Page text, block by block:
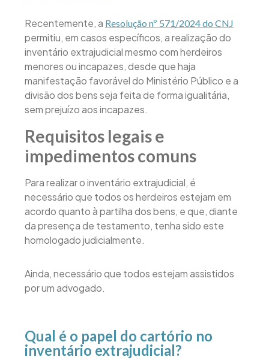
Recentemente, a Resolução nº 571/2024 do CNJ
permitiu, em casos específicos, a realização do
inventário extrajudicial mesmo com herdeiros
menores ou incapazes, desde que haja
manifestação favorável do Ministério Público e a
divisão dos bens seja feita de forma igualitária,
sem prejuízo aos incapazes.
Requisitos legais e
impedimentos comuns
Para realizar o inventário extrajudicial, é
necessário que todos os herdeiros estejam em
acordo quanto à partilha dos bens, e que, diante
da presença de testamento, tenha sido este
homologado judicialmente.
Ainda, necessário que todos estejam assistidos
por um advogado.
Qual é o papel do cartório no
inventário extrajudicial?